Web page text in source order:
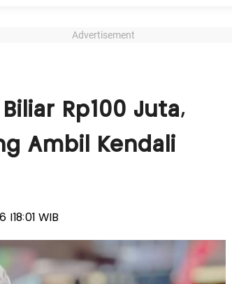
Advertisement
Rp100 Juta,
Ambil Kendali
|18:01 WIB